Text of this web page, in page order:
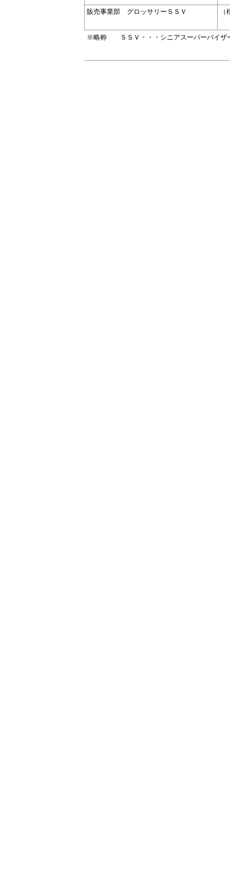
販売事業部 グロッサリーＳＳＶ
※略称 ＳＳＶ・・・シニアスーパーバイザ